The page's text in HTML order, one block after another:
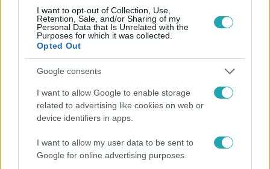
I want to opt-out of Collection, Use,
Retention, Sale, and/or Sharing of my
Personal Data that Is Unrelated with the
Purposes for which it was collected.
Opted Out
Google consents
I want to allow Google to enable storage
related to advertising like cookies on web or
device identifiers in apps.
I want to allow my user data to be sent to
Google for online advertising purposes.
HÍRADÓ #VIDEÓ # ADÁSRÉSZLETEK
IDŐJÁRÁS #FRONTÉRZÉKENYSÉG #MELEGEDÉS
Népszerű